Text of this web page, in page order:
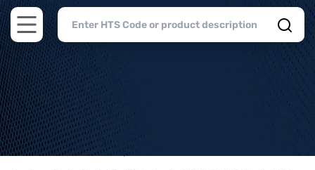
Open main menu
Home>HTS Codes> Chapter